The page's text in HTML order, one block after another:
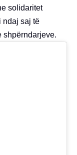
solidaritet
ndaj saj të
shpërndarjeve.